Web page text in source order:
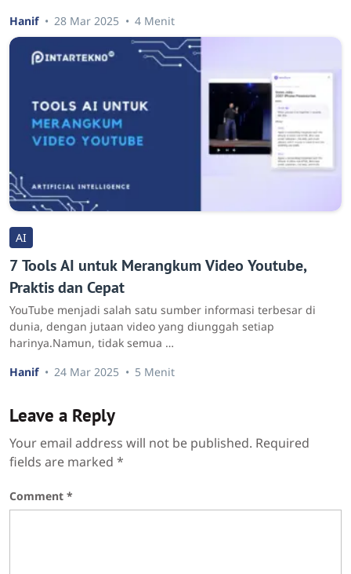
Hanif
28 Mar 2025 4 Menit
AI
7 Tools AI untuk Merangkum Video Youtube,
Praktis dan Cepat
YouTube menjadi salah satu sumber informasi terbesar di
dunia, dengan jutaan video yang diunggah setiap
harinya.Namun, tidak semua …
Hanif
24 Mar 2025 5 Menit
Leave a Reply
Your email address will not be published. Required
fields are marked *
Comment *